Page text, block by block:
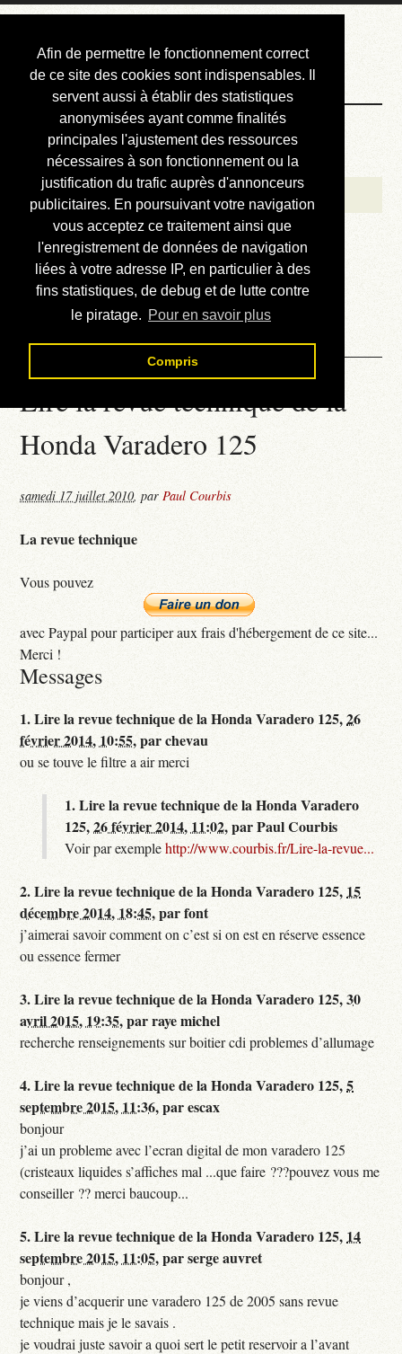
Afin de permettre le fonctionnement correct
de ce site des cookies sont indispensables. Il
servent aussi à établir des statistiques
anonymisées ayant comme finalités
principales l'ajustement des ressources
nécessaires à son fonctionnement ou la
justification du trafic auprès d'annonceurs
publicitaires. En poursuivant votre navigation
vous acceptez ce traitement ainsi que
l'enregistrement de données de navigation
liées à votre adresse IP, en particulier à des
fins statistiques, de debug et de lutte contre
le piratage. Pour en savoir plus
Compris
Courbis, « LE »
Blog Officiel
Bienvenue
Réalisations
Divers (et d’été)
Annonces
Liens externes
Téléchargement
Contact
Lire la revue technique de la
Honda Varadero 125
samedi 17 juillet 2010,parPaul Courbis
La revue technique
Vous pouvez
avec Paypal pour participer aux frais d'hébergement de ce site...
Merci !
Messages
1.Lire la revue technique de la Honda Varadero 125,26
février 2014, 10:55,parchevau
ou se touve le filtre a air merci
1.Lire la revue technique de la Honda Varadero
125,26 février 2014, 11:02,parPaul Courbis
Voir par exemplehttp://www.courbis.fr/Lire-la-revue...
2.Lire la revue technique de la Honda Varadero 125, 15
décembre 2014, 18:45,parfont
j’aimerai savoir comment on c’est si on est en réserve essence
ou essence fermer
3.Lire la revue technique de la Honda Varadero 125,30
avril 2015, 19:35,parraye michel
recherche renseignements sur boitier cdi problemes d’allumage
4.Lire la revue technique de la Honda Varadero 125,5
septembre 2015, 11:36,parescax
bonjour
j’ai un probleme avec l’ecran digital de mon varadero 125
(cristeaux liquides s’affiches mal ...que faire ???pouvez vous me
conseiller ?? merci baucoup...
5.Lire la revue technique de la Honda Varadero 125, 14
septembre 2015, 11:05,parserge auvret
bonjour ,
je viens d’acquerir une varadero 125 de 2005 sans revue
technique mais je le savais .
je voudrai juste savoir a quoi sert le petit reservoir a l’avant